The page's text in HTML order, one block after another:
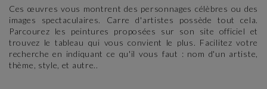
Ces œuvres vous montrent des personnages célèbres ou des
images spectaculaires. Carre d'artistes possède tout cela.
Parcourez les peintures proposées sur son site officiel et
trouvez le tableau qui vous convient le plus. Facilitez votre
recherche en indiquant ce qu'il vous faut : nom d'un artiste,
thème, style, et autre..